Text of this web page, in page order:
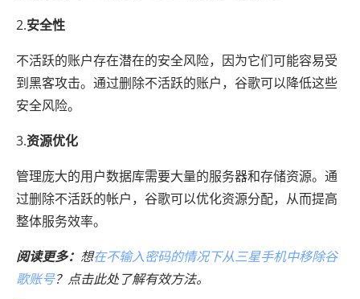
2.安全性
不活跃的账户存在潜在的安全风险，因为它们可能容易受
到黑客攻击。通过删除不活跃的账户，谷歌可以降低这些
安全风险。
3.资源优化
管理庞大的用户数据库需要大量的服务器和存储资源。通
过删除不活跃的帐户，谷歌可以优化资源分配，从而提高
整体服务效率。
阅读更多： 想在不输入密码的情况下从三星手机中移除谷
歌账号？点击此处了解有效方法。